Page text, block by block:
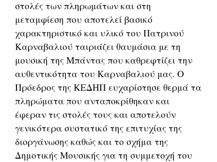
στολές των πληρωμάτων και στη
μεταμφίεση που αποτελεί βασικό
χαρακτηριστικό και υλικό του Πατρινού
Καρναβαλιού ταιριάζει θαυμάσια με τη
μουσική της Μπάντας που καθρεφτίζει την
αυθεντικότητα του Καρναβαλιού μας. Ο
Πρόεδρος της ΚΕΔΗΠ ευχαρίστησε θερμά τα
πληρώματα που ανταποκρίθηκαν και
έφεραν τις στολές τους και αποτελούν
γενικότερα συστατικό της επιτυχίας της
διοργάνωσης καθώς και το σχήμα της
Δημοτικής Μουσικής για τη συμμετοχή του